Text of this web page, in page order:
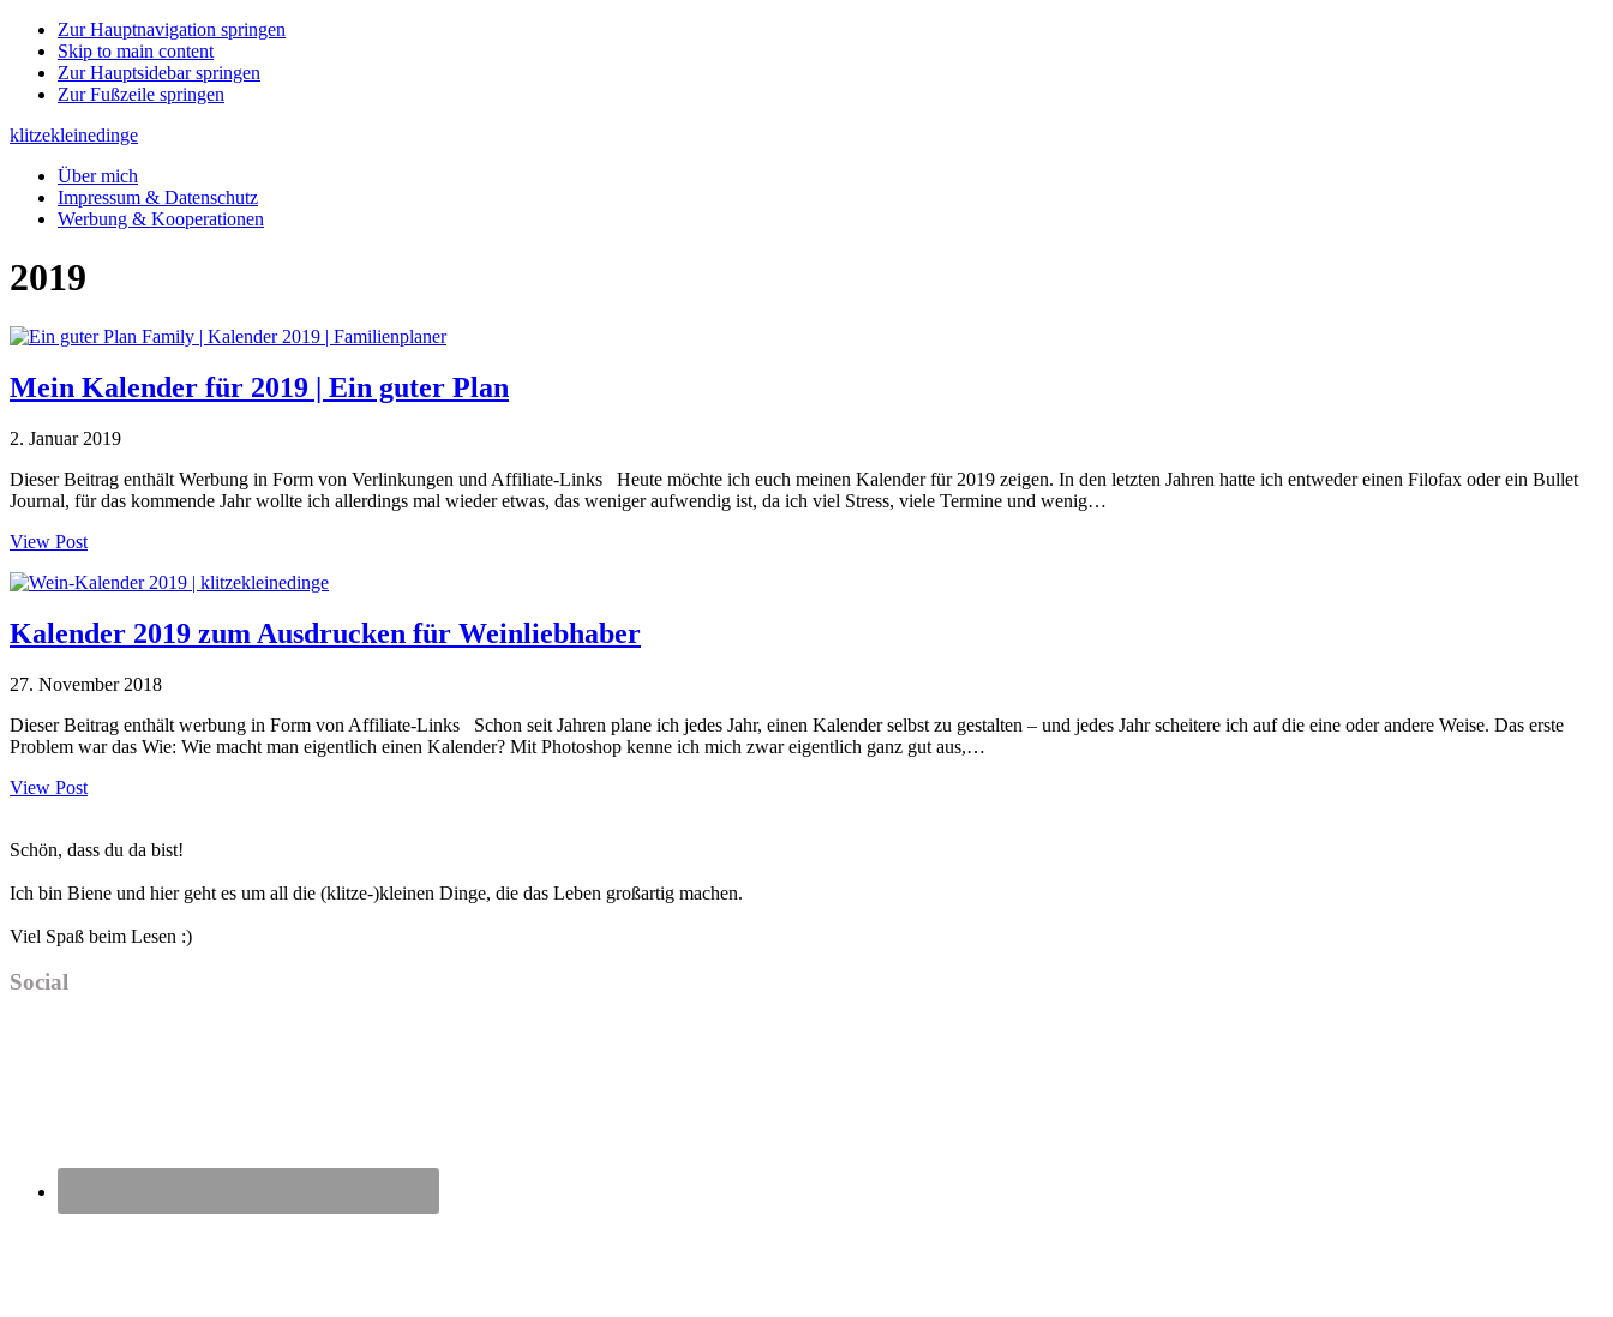
Zur Hauptnavigation springen
Skip to main content
Zur Hauptsidebar springen
Zur Fußzeile springen
klitzekleinedinge
Über mich
Impressum & Datenschutz
Werbung & Kooperationen
2019
Mein Kalender für 2019 | Ein guter Plan
2. Januar 2019
Dieser Beitrag enthält Werbung in Form von Verlinkungen und Affiliate-Links Heute möchte ich euch meinen Kalender für 2019 zeigen. In den letzten Jahren hatte ich entweder einen Filofax oder ein Bullet
Journal, für das kommende Jahr wollte ich allerdings mal wieder etwas, das weniger aufwendig ist, da ich viel Stress, viele Termine und wenig…
View Post
Kalender 2019 zum Ausdrucken für Weinliebhaber
27. November 2018
Dieser Beitrag enthält werbung in Form von Affiliate-Links Schon seit Jahren plane ich jedes Jahr, einen Kalender selbst zu gestalten – und jedes Jahr scheitere ich auf die eine oder andere Weise. Das erste
Problem war das Wie: Wie macht man eigentlich einen Kalender? Mit Photoshop kenne ich mich zwar eigentlich ganz gut aus,…
View Post
Sidebar
Schön, dass du da bist!
Ich bin Biene und hier geht es um all die (klitze-)kleinen Dinge, die das Leben großartig machen.
Viel Spaß beim Lesen :)
Social